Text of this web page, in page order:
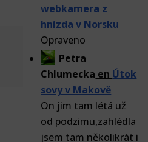
webkamera z
hnízda v Norsku
Opraveno
Petra
Chlumecka en Útok
sovy v Makově
On jim tam létá už
od podzimu,zahlédla
jsem tam několikrát i